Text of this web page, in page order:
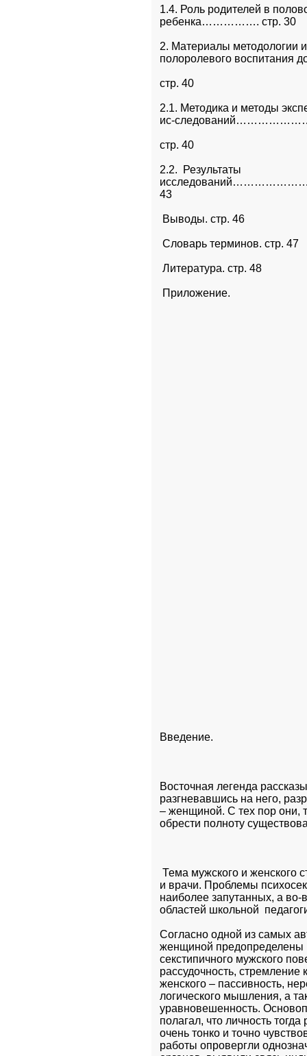
1.4. Роль родителей в
ребенка……………. стр. 30
2. Материалы методологии
полоролевого воспитания
стр. 40
2.1. Методика и методы
ис-
стр. 40
2.2.  Результаты
43
Выводы. стр. 46
Словарь терминов. стр. 47
Литература. стр. 48
Приложение.
Введение.
Восточная легенда
разгневавшись на него,
– женщиной. С тех пор они,
обрести полноту
Тема мужского и женского
и врачи. Проблемы
наиболее запутанных, а
областей школьной
Согласно одной из самых
женщиной предопределены
секстипичного мужского
рассудочность,
женского – пассивность,
логического мышления, а
уравновешенность.
полагал, что личность
очень тонко и точно
работы опровергли